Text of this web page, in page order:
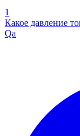
1
Какое давление
Qa